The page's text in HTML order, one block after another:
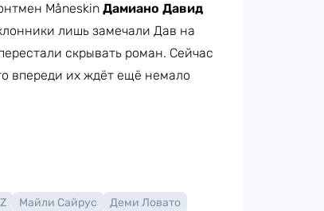
Måneskin Дамиано Давид
лишь замечали Дав на
скрывать роман. Сейчас
впереди их ждёт ещё немало
Майли Сайрус
Деми Ловато